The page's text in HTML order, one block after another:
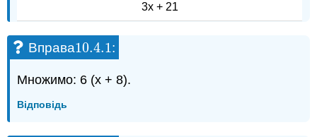
3х + 21
Вправа10.4.1
10.4.1:
Множимо: 6 (x + 8).
Відповідь